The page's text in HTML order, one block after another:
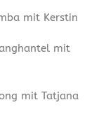
mit Kerstin
mit
mit Tatjana